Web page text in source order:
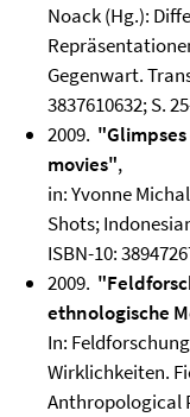
Noack (Hg.):
Gegenwart.
3837610632; S.
2009.
movies",
in: Yvonne
Shots;
ISBN-10:
2009.
ethnologische
In:
Wirklichkeiten.
Anthropological